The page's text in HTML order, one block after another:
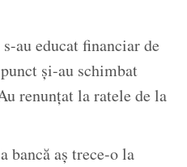
au educat financiar de
și-au schimbat
renunțat la ratele de la
bancă aș trece-o la